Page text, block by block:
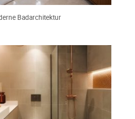
Badarchitektur